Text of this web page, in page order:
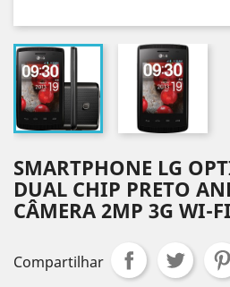
SMARTPHONE LG
DUAL CHIP PRETO
CÂMERA 2MP 3G WI-
Compartilhar